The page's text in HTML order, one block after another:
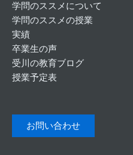
学問のススメについて
学問のススメの授業
実績
卒業生の声
受川の教育ブログ
授業予定表
お問い合わせ